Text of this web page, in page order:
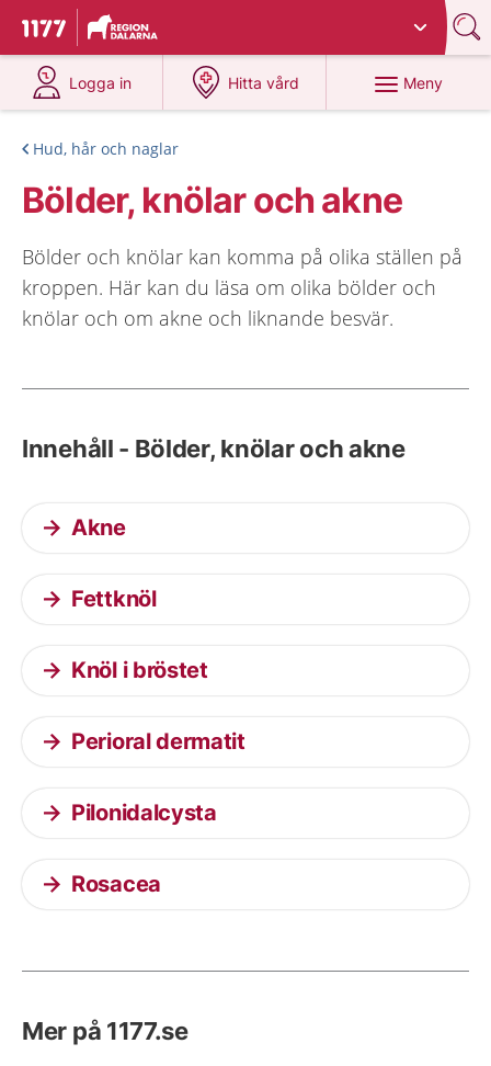
Till startsidan för 1177
Du har valt region
Logga in
på 1177.se
Hitta vård
på 1177.se
Meny
Hud, hår och naglar
Bölder, knölar och akne
Bölder och knölar kan komma på olika ställen på
kroppen. Här kan du läsa om olika bölder och
knölar och om akne och liknande besvär.
Innehåll - Bölder, knölar och akne
Akne
Fettknöl
Knöl i bröstet
Perioral dermatit
Pilonidalcysta
Rosacea
Mer på 1177.se